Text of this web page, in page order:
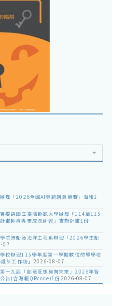
理「2026全國AI專題創意競賽」海報1
委請國立臺灣師範大學辦理「114至115
畫師資專業成長研習」實施計畫1份
院造船及海洋工程系辦理「2026學生船
07
校辦理115學年度第一學期數位前導學校
計工作坊」 2026-08-07
十九屆「創意狂想巢向未來」2026年智
告(含海報QRcode)1份2026-08-07